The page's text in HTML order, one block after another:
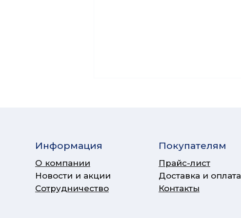
Информация
О компании
Новости и акции
Сотрудничество
Покупателям
Прайс-лист
Доставка и оплата
Контакты